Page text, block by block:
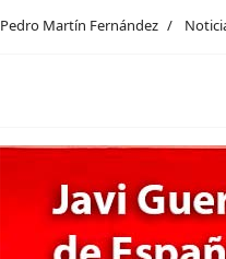
Pedro Martín Fernández